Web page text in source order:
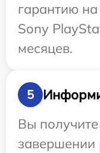
гарантию на
Sony
месяцев.
5
Вы
завершении